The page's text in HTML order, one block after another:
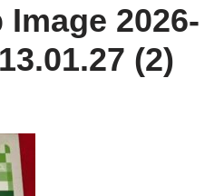
2026-
(2)